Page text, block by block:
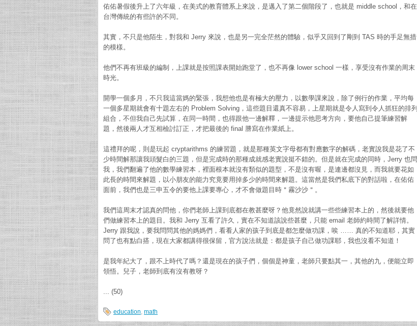
佑佑暑假後升上了六年級，在美式的教育體系上來說，是邁入了第二個階段了，也就是 middle school，和在
台灣傳統的有些許的不同。
其實，不只是他陌生，對我和 Jerry 來說，也是另一完全茫然的體驗，似乎又回到了剛到 TAS 時的手足無措
的模樣。
他們不再有班級的編制，上課就是按照課表開始跑堂了，也不再像 lower school 一樣，享受沒有作業的周末
時光。
開學一個多月，不只我這當媽的緊張，我想他也是有極大的壓力，以數學課來說，除了例行的作業，平均每
一個多星期就會有十題左右的 Problem Solving，這些題目還真不容易，上星期就是令人寫到令人抓狂的排列
組合，不但我自己先試算，在同一時間，也得跟他一邊解釋，一邊提示他思考方向，要他自己提筆練習解
題，然後兩人才互相檢討訂正，才把最後的 final 謄寫在作業紙上。
這禮拜的呢，則是玩起 cryptarithms 的練習題，就是那種英文字母都有對應數字的解碼，老實說我是花了不
少時間解那讓我頭髮白的三題，但是完成時的那種成就感老實說挺不錯的。但是就在完成的同時，Jerry 也問
我，我們翻遍了他的數學練習本，裡面根本就沒有類似的題型，不是沒有喔，是連邊都沒見，而我就要花如
此長的時間來解題，以小朋友的能力究竟要用掉多少的時間來解題。這當然是我們私底下的對話啦，在佑佑
面前，我們也是三申五令的要他上課要專心，才不會做題目時＂霧沙沙＂。
我們這周末才認真的問他，你們老師上課到底都在教甚麼呀？他竟然說就講一些些練習本上的，然後就要他
們做練習本上的題目。我和 Jerry 互看了許久，實在不知道該說些甚麼，只能 email 老師約時間了解詳情。
Jerry 跟我說，要我問問其他的媽媽們，看看人家的孩子到底是都怎麼做功課，唉 …… 真的不知道耶，其實
問了也有點白搭，現在大家都講得很保留，官方說法就是：都是孩子自己做功課耶，我也沒看不知道！
是我年紀大了，跟不上時代了嗎？還是現在的孩子們，個個是神童，老師只要點其一，其他的九，便能立即
領悟。兒子，老師到底有沒有教呀？
... (50)
education, math